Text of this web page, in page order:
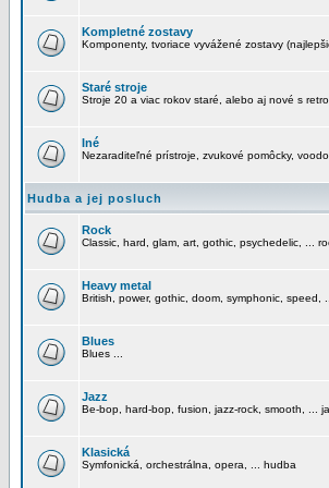
Kompletné zostavy
Komponenty, tvoriace vyvážené zostavy
Staré stroje
Stroje 20 a viac rokov staré, alebo aj nové s retro
Iné
Nezaraditeľné prístroje, zvukové pomôcky,
Hudba a jej posluch
Rock
Classic, hard, glam, art, gothic, psychedelic, ...
Heavy metal
British, power, gothic, doom, symphonic, speed,
Blues
Blues ...
Jazz
Be-bop, hard-bop, fusion, jazz-rock, smooth, ...
Klasická
Symfonická, orchestrálna, opera, ... hudba